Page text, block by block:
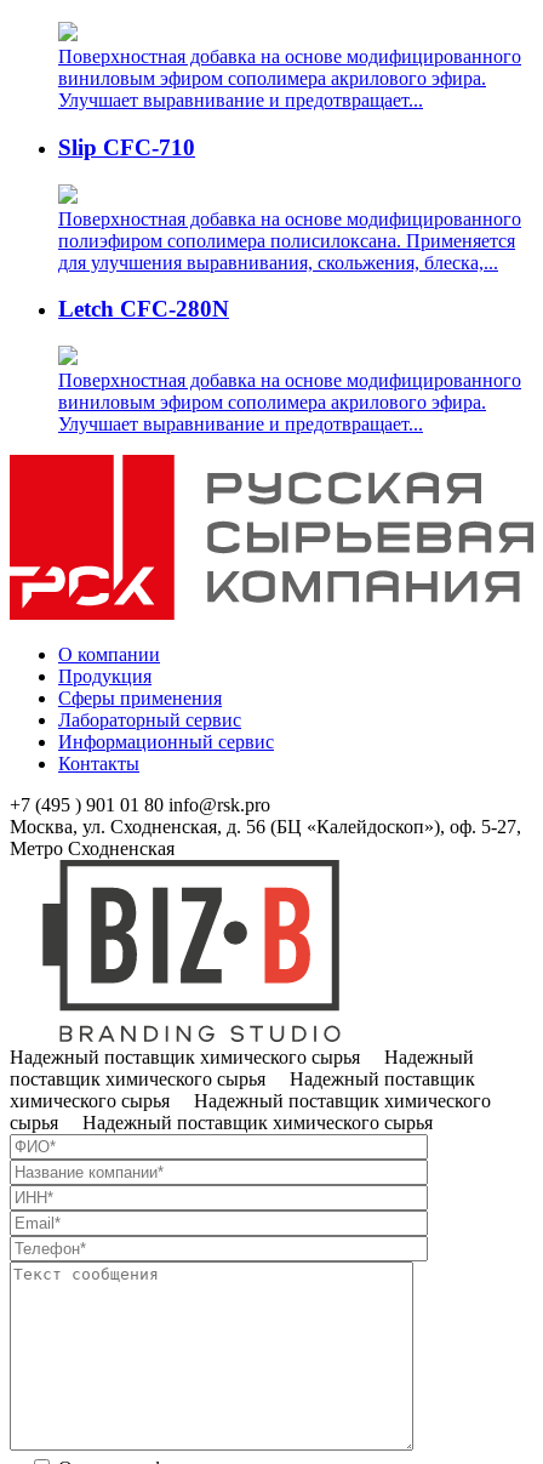
Поверхностная добавка на основе модифицированного
виниловым эфиром сополимера акрилового эфира.
Улучшает выравнивание и предотвращает...
Slip CFC-710
Поверхностная добавка на основе модифицированного
полиэфиром сополимера полисилоксана. Применяется
для улучшения выравнивания, скольжения, блеска,...
Letch CFC-280N
Поверхностная добавка на основе модифицированного
виниловым эфиром сополимера акрилового эфира.
Улучшает выравнивание и предотвращает...
О компании
Продукция
Сферы применения
Лабораторный сервис
Информационный сервис
Контакты
+7 (495 ) 901 01 80 info@rsk.pro
Москва, ул. Сходненская, д. 56 (БЦ «Калейдоскоп»), оф. 5-27,
Метро Сходненская
Надежный поставщик химического сырья Надежный
поставщик химического сырья Надежный поставщик
химического сырья Надежный поставщик химического
сырья Надежный поставщик химического сырья